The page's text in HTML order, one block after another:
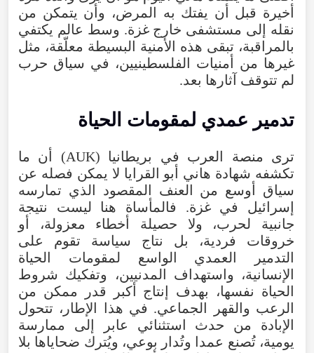
أخيرة قبل أن يفتك به المرض، وأن يتمكن من
نقله إلى مستشفى خارج غزة. وسط عالم يكتفي
بالمراقبة، تبقى هذه الأمنية البسيطة معلّقة، مثل
غيرها من أمنيات الفلسطينيين، في سياق حرب
لم تتوقف آثارها بعد.
تدمير عمدي لمقومات الحياة
ترى منصة العرب في بريطانيا (AUK) أن ما
تكشفه شهادة هاني أبو القرايا لا يمكن فصله عن
سياق أوسع من العنف المقصود الذي تمارسه
إسرائيل في غزة. فالمأساة هنا ليست نتيجة
جانبية لحرب، ولا حصيلة أخطاء معزولة، أو
خروقات فردية، بل نتاج سياسة تقوم على
التدمير العمدي الواسع لمقومات الحياة
الإنسانية، واستهداف المدنيين، وتفكيك شروط
الحياة نفسها، بهدف إنتاج أكبر قدر ممكن من
الرعب والقهر الجماعي. في هذا الإطار، تتحول
الإبادة من حدث استثنائي عابر إلى ممارسة
يومية، تُصنع عمدا وتُدار بوعي، ويُترك ضحاياها بلا